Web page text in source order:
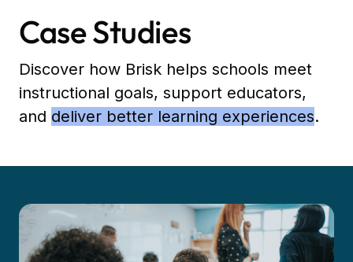
Case Studies
Discover how Brisk helps schools meet
instructional goals, support educators,
and deliver better learning experiences.